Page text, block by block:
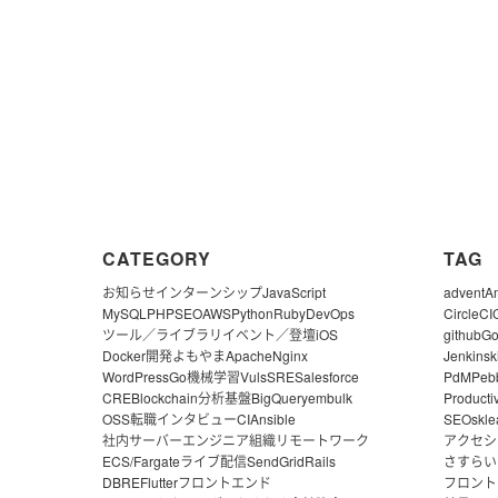
CATEGORY
お知らせインターンシップJavaScript
MySQL PHPSEOAWSPythonRubyDevOps
ツール／ライブラリイベント／登壇iOS
Docker開発よもやまApacheNginx
WordPressGo機械学習VulsSRESalesforce
CREBlockchain分析基盤BigQueryembulk
OSS転職インタビューCIAnsible
社内サーバーエンジニア組織リモートワーク
ECS/Fargateライブ配信SendGridRails
DBREFlutterフロントエンド
TAG
advent
CircleCI
githubGo
Jenkins
PdM
SEO
アクセ
さすら
フロン